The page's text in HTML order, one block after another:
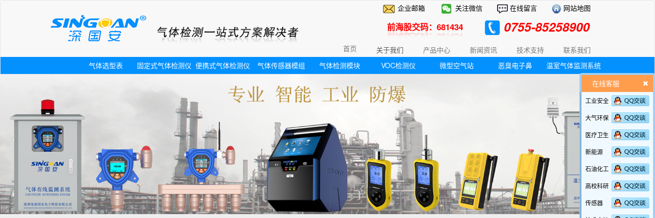
企业邮箱 关注微信 在线留言 网站地图
前海股交码：681434 0755-85258900
首页 关于我们 产品中心 新闻资讯 技术支持
联系我们
气体选型表
固定式气体检测仪 便携式气体检测仪 气体传感器模组 气体检测模块 VOC检测仪 微型空气站 恶臭电子鼻
温室气体监测系统
在线客服
工业安全
大气环保
医疗卫生
新能源
石油化工
高校科研
传感器